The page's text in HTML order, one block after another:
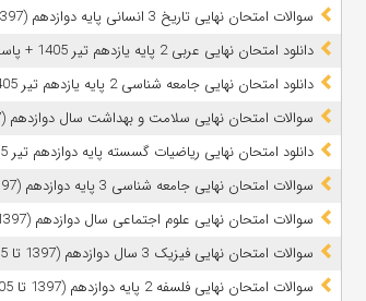
سوالات امتحان نهایی تاریخ 3 انسانی پایه دوازدهم (1397 تا 1405)
دانلود امتحان نهایی عربی 2 پایه یازدهم تیر 1405 + پاسخ
دانلود امتحان نهایی جامعه شناسی 2 پایه یازدهم تیر 1405 + پاسخ
سوالات امتحان نهایی سلامت و بهداشت سال دوازدهم (1397 تا 1405)
دانلود امتحان نهایی ریاضیات گسسته پایه دوازدهم تیر 1405 + پاسخ
سوالات امتحان نهایی جامعه شناسی 3 پایه دوازدهم (1397 تا 1405)
سوالات امتحان نهایی علوم اجتماعی سال دوازدهم (1397 تا 1405)
سوالات امتحان نهایی فیزیک 3 سال دوازدهم (1397 تا 1405)
سوالات امتحان نهایی فلسفه 2 پایه دوازدهم (1397 تا 1405)